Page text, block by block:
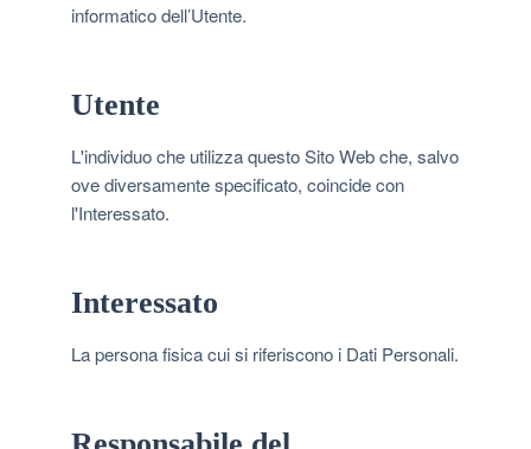
informatico dell’Utente.
Utente
L'individuo che utilizza questo Sito Web che, salvo
ove diversamente specificato, coincide con
l'Interessato.
Interessato
La persona fisica cui si riferiscono i Dati Personali.